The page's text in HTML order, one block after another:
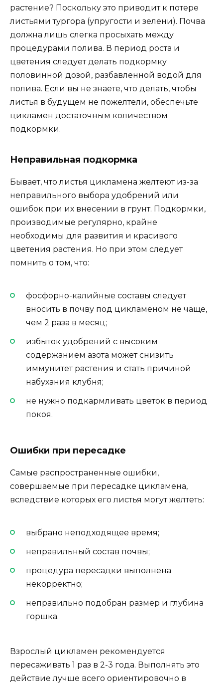
растение? Поскольку это приводит к потере
листьями тургора (упругости и зелени). Почва
должна лишь слегка просыхать между
процедурами полива. В период роста и
цветения следует делать подкормку
половинной дозой, разбавленной водой для
полива. Если вы не знаете, что делать, чтобы
листья в будущем не пожелтели, обеспечьте
цикламен достаточным количеством
подкормки.
Неправильная подкормка
Бывает, что листья цикламена желтеют из-за
неправильного выбора удобрений или
ошибок при их внесении в грунт. Подкормки,
производимые регулярно, крайне
необходимы для развития и красивого
цветения растения. Но при этом следует
помнить о том, что:
фосфорно-калийные составы следует
вносить в почву под цикламеном не чаще,
чем 2 раза в месяц;
избыток удобрений с высоким
содержанием азота может снизить
иммунитет растения и стать причиной
набухания клубня;
не нужно подкармливать цветок в период
покоя.
Ошибки при пересадке
Самые распространенные ошибки,
совершаемые при пересадке цикламена,
вследствие которых его листья могут желтеть:
выбрано неподходящее время;
неправильный состав почвы;
процедура пересадки выполнена
некорректно;
неправильно подобран размер и глубина
горшка.
Взрослый цикламен рекомендуется
пересаживать 1 раз в 2-3 года. Выполнять это
действие лучше всего ориентировочно в